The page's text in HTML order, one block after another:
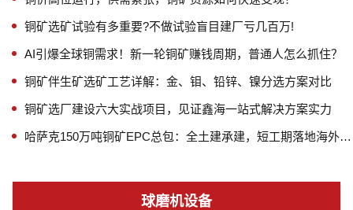
铜矿选矿试验有多重要?不做试验盲目建厂亏几百万!
AI引爆全球铜需求！新一轮铜矿赚钱周期，普通人怎么抓住？
铜矿伴生矿选矿工艺详解：金、钼、铅锌、镍分选方案对比
铜矿选厂建设六大实战项目，见证鑫海一站式解决方案实力
哈萨克150万吨铜矿EPC总包：全土建承建，短工期落地海外矿山
球磨机设备